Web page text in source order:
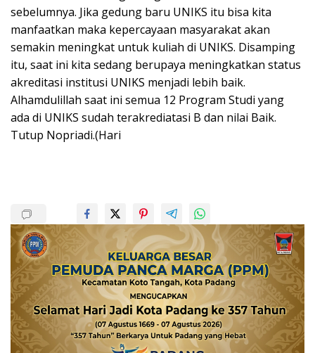
sebelumnya. Jika gedung baru UNIKS itu bisa kita
manfaatkan maka kepercayaan masyarakat akan
semakin meningkat untuk kuliah di UNIKS. Disamping
itu, saat ini kita sedang berupaya meningkatkan status
akreditasi institusi UNIKS menjadi lebih baik.
Alhamdulillah saat ini semua 12 Program Studi yang
ada di UNIKS sudah terakrediatasi B dan nilai Baik.
Tutup Nopriadi.(Hari